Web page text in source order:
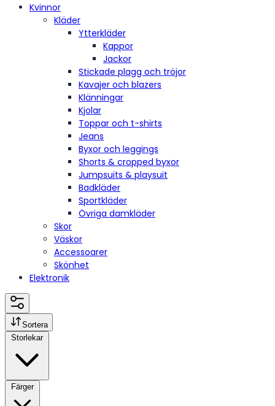
Kvinnor
Kläder
Ytterkläder
Kappor
Jackor
Stickade plagg och tröjor
Kavajer och blazers
Klänningar
Kjolar
Toppar och t-shirts
Jeans
Byxor och leggings
Shorts & cropped byxor
Jumpsuits & playsuit
Badkläder
Sportkläder
Övriga damkläder
Skor
Väskor
Accessoarer
Skönhet
Elektronik
Sortera
Storlekar
Färger